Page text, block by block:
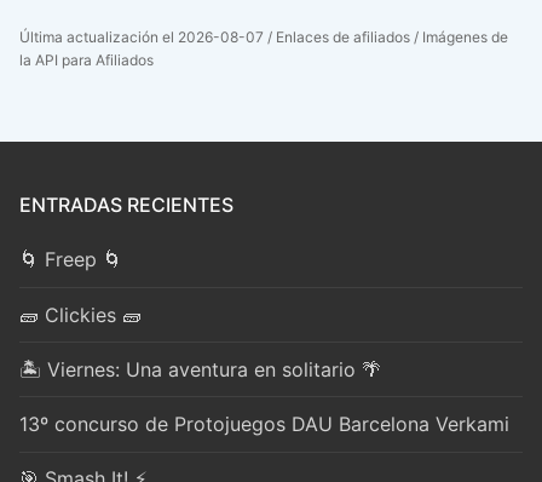
Última actualización el 2026-08-07 / Enlaces de afiliados / Imágenes de
la API para Afiliados
ENTRADAS RECIENTES
🌀 Freep 🌀
🧱 Clickies 🧱
🏝️ Viernes: Una aventura en solitario 🌴
13º concurso de Protojuegos DAU Barcelona Verkami